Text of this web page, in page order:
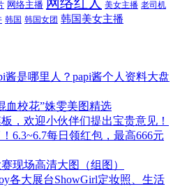
网络主播 美女主播 老司机
韩国 韩国女团 韩国美女主播
酱是哪里人？papi酱个人资料大盘
血校花”姝雯美图精选
，欢迎小伙伴们提出宝贵意见！
6.3~6.7每日领红包，最高666元
现场高清大图（组图）
各大展台ShowGirl定妆照、生活